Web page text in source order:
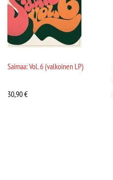
Saimaa: Vol. 6 (valkoinen LP)
30,90€